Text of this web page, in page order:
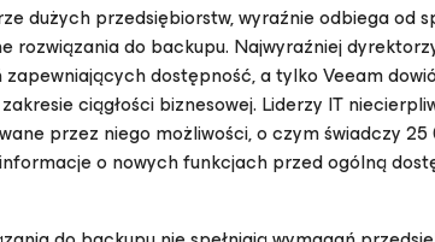
dużych przedsiębiorstw, wyraźnie odbiega od
do backupu. Najwyraźniej
dostępność, a tylko Veeam
ciągłości biznesowej. Liderzy IT
przez niego możliwości, o czym świadczy
o nowych funkcjach przed ogólną